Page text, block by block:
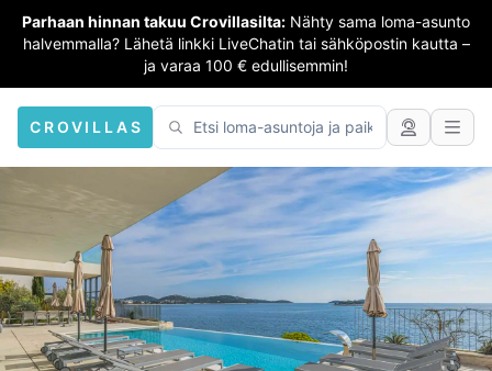
Parhaan hinnan takuu Crovillasilta: Nähty sama loma-asunto
halvemmalla? Lähetä linkki LiveChatin tai sähköpostin kautta –
ja varaa 100 € edullisemmin!
CROVILLAS